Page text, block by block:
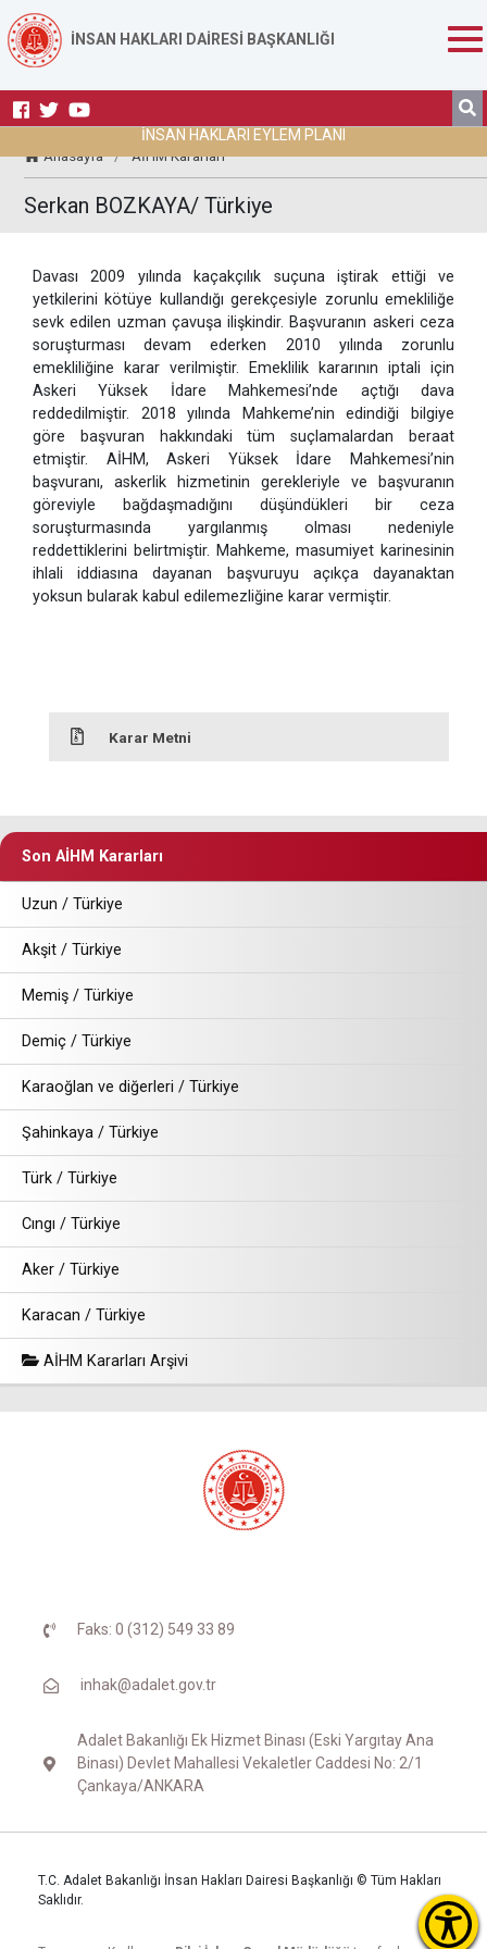
İNSAN HAKLARI DAİRESİ BAŞKANLIĞI
İNSAN HAKLARI EYLEM PLANI
Anasayfa / AİHM Kararları
Serkan BOZKAYA/ Türkiye
Davası 2009 yılında kaçakçılık suçuna iştirak ettiği ve
yetkilerini kötüye kullandığı gerekçesiyle zorunlu emekliliğe
sevk edilen uzman çavuşa ilişkindir. Başvuranın askeri ceza
soruşturması devam ederken 2010 yılında zorunlu
emekliliğine karar verilmiştir. Emeklilik kararının iptali için
Askeri Yüksek İdare Mahkemesi’nde açtığı dava
reddedilmiştir. 2018 yılında Mahkeme’nin edindiği bilgiye
göre başvuran hakkındaki tüm suçlamalardan beraat
etmiştir. AİHM, Askeri Yüksek İdare Mahkemesi’nin
başvuranı, askerlik hizmetinin gerekleriyle ve başvuranın
göreviyle bağdaşmadığını düşündükleri bir ceza
soruşturmasında yargılanmış olması nedeniyle
reddettiklerini belirtmiştir. Mahkeme, masumiyet karinesinin
ihlali iddiasına dayanan başvuruyu açıkça dayanaktan
yoksun bularak kabul edilemezliğine karar vermiştir.
Karar Metni
Son AİHM Kararları
Uzun / Türkiye
Akşit / Türkiye
Memiş / Türkiye
Demiç / Türkiye
Karaoğlan ve diğerleri / Türkiye
Şahinkaya / Türkiye
Türk / Türkiye
Cıngı / Türkiye
Aker / Türkiye
Karacan / Türkiye
AİHM Kararları Arşivi
Faks: 0 (312) 549 33 89
inhak@adalet.gov.tr
Adalet Bakanlığı Ek Hizmet Binası (Eski Yargıtay Ana
Binası) Devlet Mahallesi Vekaletler Caddesi No: 2/1
Çankaya/ANKARA
T.C. Adalet Bakanlığı İnsan Hakları Dairesi Başkanlığı © Tüm Hakları
Saklıdır.